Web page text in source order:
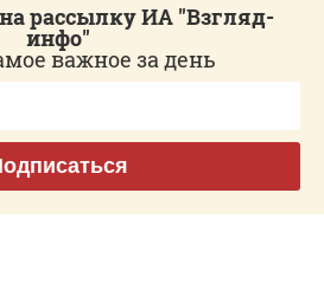
рассылку ИА "Взгляд-
инфо"
важное за день